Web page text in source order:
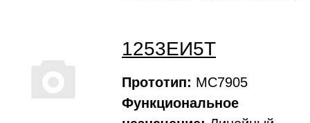
1253ЕИ5Т
Прототип: МС7905
Функциональное